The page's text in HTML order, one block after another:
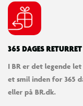
365 DAGES RETURRET
I BR er det legende
et smil inden for 365
eller på BR.dk.